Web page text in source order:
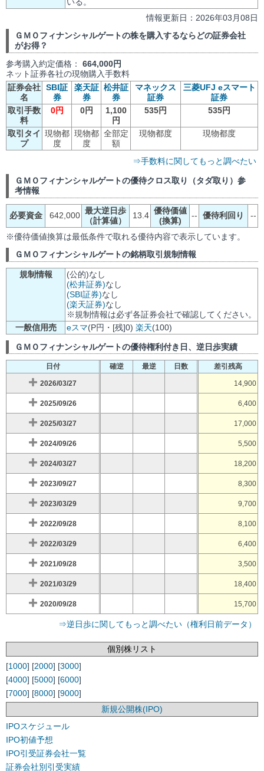
情報更新日：2026年03月08日
ＧＭＯフィナンシャルゲートの株を購入するならどの証券会社
がお得？
参考購入約定価格： 664,000円
ネット証券各社の現物購入手数料
証券会社
名
SBI証
券
楽天証
券
松井証
券
マネックス
証券
三菱UFJ eスマート
証券
取引手数
料
0円 0円
1,100
円
535円 535円
取引タイ
プ
現物都
度
現物都
度
全部定
額
現物都度 現物都度
⇒手数料に関してもっと調べたい
ＧＭＯフィナンシャルゲートの優待クロス取り（タダ取り）参
考情報
必要資金 642,000 最大逆日歩
（計算値）
13.4 優待価値
(換算)
-- 優待利回り --
※優待価値換算は最低条件で取れる優待内容で表示しています。
ＧＭＯフィナンシャルゲートの銘柄取引規制情報
規制情報
(公的)なし
(松井証券)なし
(SBI証券)なし
(楽天証券)なし
※規制情報は必ず各証券会社で確認してください。
一般信用売
eスマ(P円・[残]0) 楽天(100)
ＧＭＯフィナンシャルゲートの優待権利付き日、逆日歩実績
日付 確逆 最逆 日数 差引残高
2026/03/27 14,900
2025/09/26 6,400
2025/03/27 17,000
2024/09/26 5,500
2024/03/27 18,200
2023/09/27 8,300
2023/03/29 9,700
2022/09/28 8,100
2022/03/29 6,400
2021/09/28 3,500
2021/03/29 18,400
2020/09/28 15,700
⇒逆日歩に関してもっと調べたい（権利日前データ）
個別株リスト
[1000] [2000] [3000]
[4000] [5000] [6000]
[7000] [8000] [9000]
新規公開株(IPO)
IPOスケジュール
IPO初値予想
IPO引受証券会社一覧
証券会社別引受実績